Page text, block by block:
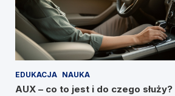
EDUKACJA NAUKA
AUX – co to jest i do czego służy?